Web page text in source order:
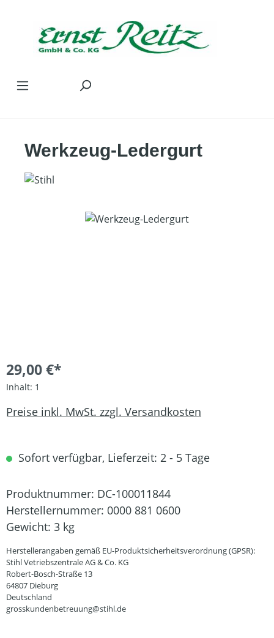
Werkzeug-Ledergurt
Bildergalerie überspringen
29,00 €*
Inhalt: 1
Preise inkl. MwSt. zzgl. Versandkosten
Sofort verfügbar, Lieferzeit: 2 - 5 Tage
Produktnummer: DC-100011844
Herstellernummer: 0000 881 0600
Gewicht: 3 kg
Herstellerangaben gemäß EU-Produktsicherheitsverordnung (GPSR):
Stihl Vetriebszentrale AG & Co. KG
Robert-Bosch-Straße 13
64807 Dieburg
Deutschland
grosskundenbetreuung@stihl.de